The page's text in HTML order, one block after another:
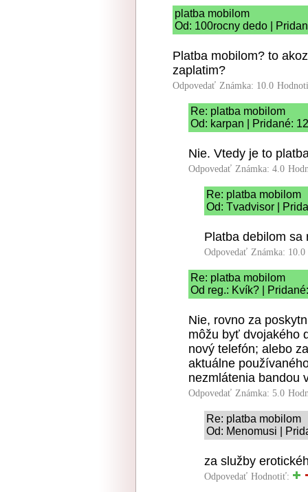
platba mobilom
Od: 100rocny dedo |
Platba mobilom? to
zaplatim?
Odpovedať Známka: 10.0
Re: platba mobilom
Od: karpan | Pridané:
Nie. Vtedy je to
Odpovedať Známka: 4.0
Re: platba mobilom
Od: Tvadvisor |
Platba debilom sa
Odpovedať Známka: 10.0
Re: platba mobilom
Od reg.: Kvík? |
Nie, rovno za
môžu byť dvojakého
nový telefón; alebo
aktuálne
nezmlátenia bandou
Odpovedať Známka: 5.0
Re: platba mobilom
Od: Menomusi |
za služby
Odpovedať Hodnotiť: